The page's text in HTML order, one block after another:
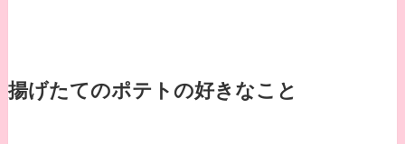
揚げたてのポテトの好きなこと